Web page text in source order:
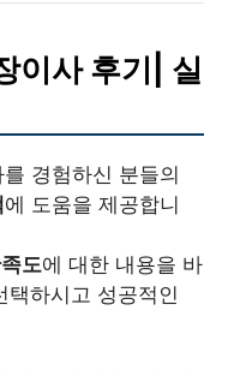
이사 후기| 실
경험하신 분들의
에 도움을 제공합니
도에 대한 내용을 바
택하시고 성공적인